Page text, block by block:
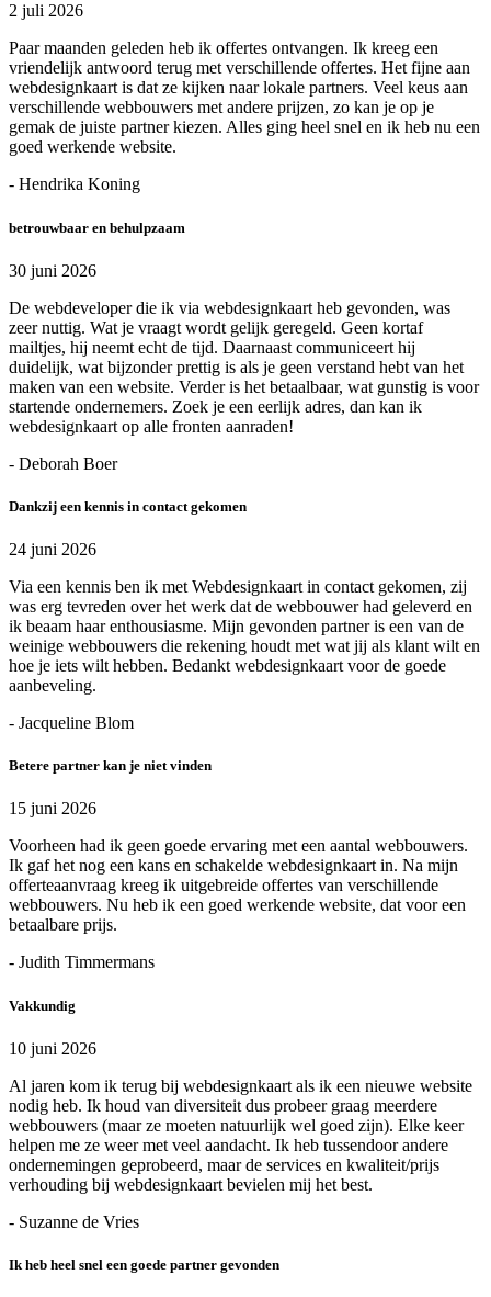
2 juli 2026
Paar maanden geleden heb ik offertes ontvangen. Ik kreeg een
vriendelijk antwoord terug met verschillende offertes. Het fijne aan
webdesignkaart is dat ze kijken naar lokale partners. Veel keus aan
verschillende webbouwers met andere prijzen, zo kan je op je
gemak de juiste partner kiezen. Alles ging heel snel en ik heb nu een
goed werkende website.
- Hendrika Koning
betrouwbaar en behulpzaam
30 juni 2026
De webdeveloper die ik via webdesignkaart heb gevonden, was
zeer nuttig. Wat je vraagt wordt gelijk geregeld. Geen kortaf
mailtjes, hij neemt echt de tijd. Daarnaast communiceert hij
duidelijk, wat bijzonder prettig is als je geen verstand hebt van het
maken van een website. Verder is het betaalbaar, wat gunstig is voor
startende ondernemers. Zoek je een eerlijk adres, dan kan ik
webdesignkaart op alle fronten aanraden!
- Deborah Boer
Dankzij een kennis in contact gekomen
24 juni 2026
Via een kennis ben ik met Webdesignkaart in contact gekomen, zij
was erg tevreden over het werk dat de webbouwer had geleverd en
ik beaam haar enthousiasme. Mijn gevonden partner is een van de
weinige webbouwers die rekening houdt met wat jij als klant wilt en
hoe je iets wilt hebben. Bedankt webdesignkaart voor de goede
aanbeveling.
- Jacqueline Blom
Betere partner kan je niet vinden
15 juni 2026
Voorheen had ik geen goede ervaring met een aantal webbouwers.
Ik gaf het nog een kans en schakelde webdesignkaart in. Na mijn
offerteaanvraag kreeg ik uitgebreide offertes van verschillende
webbouwers. Nu heb ik een goed werkende website, dat voor een
betaalbare prijs.
- Judith Timmermans
Vakkundig
10 juni 2026
Al jaren kom ik terug bij webdesignkaart als ik een nieuwe website
nodig heb. Ik houd van diversiteit dus probeer graag meerdere
webbouwers (maar ze moeten natuurlijk wel goed zijn). Elke keer
helpen me ze weer met veel aandacht. Ik heb tussendoor andere
ondernemingen geprobeerd, maar de services en kwaliteit/prijs
verhouding bij webdesignkaart bevielen mij het best.
- Suzanne de Vries
Ik heb heel snel een goede partner gevonden